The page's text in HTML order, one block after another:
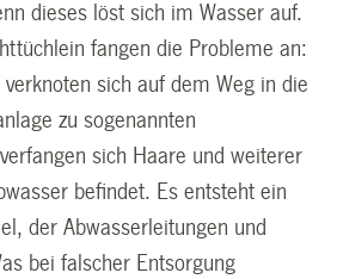
dieses löst sich im Wasser auf.
fangen die Probleme an:
verknoten sich auf dem Weg in die
zu sogenannten
sich Haare und weiterer
befindet. Es entsteht ein
der Abwasserleitungen und
bei falscher Entsorgung